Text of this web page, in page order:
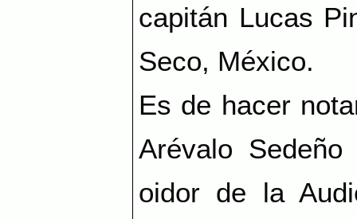
capitán Lucas
Seco, México.
Es de hacer
Arévalo
oidor de la